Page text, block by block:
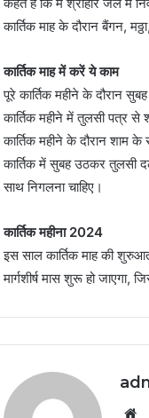
कार्तिक माह के दौरान बैंगन,
कार्तिक माह में करें ये काम
पूरे कार्तिक महीने के दौरान
कार्तिक महीने में तुलसी पत्र से
कार्तिक महीने के दौरान शाम
कार्तिक में सुबह उठकर तुलसी
साथ निगलना चाहिए।
कार्तिक महीना 2024
इस साल कार्तिक माह की
मार्गशीर्ष मास शुरू हो जाएगा,